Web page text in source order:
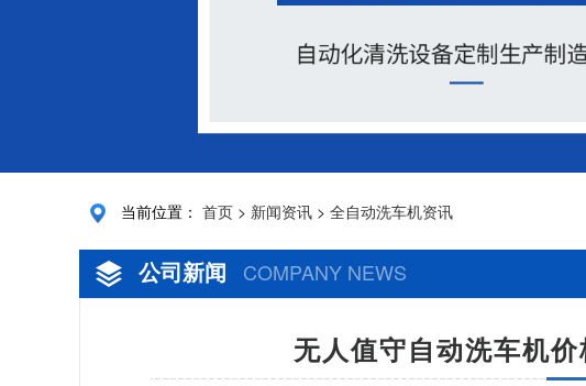
当前位置： 首页 > 新闻资讯 > 全自动洗车机资讯
公司新闻 COMPANY NEWS
无人值守自动洗车机